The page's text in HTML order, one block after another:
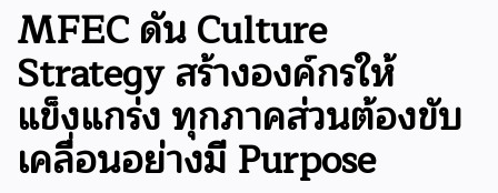
MFEC ดัน Culture
Strategy สร้างองค์กรให้
แข็งแกร่ง ทุกภาคส่วนต้องขับ
เคลื่อนอย่างมี Purpose